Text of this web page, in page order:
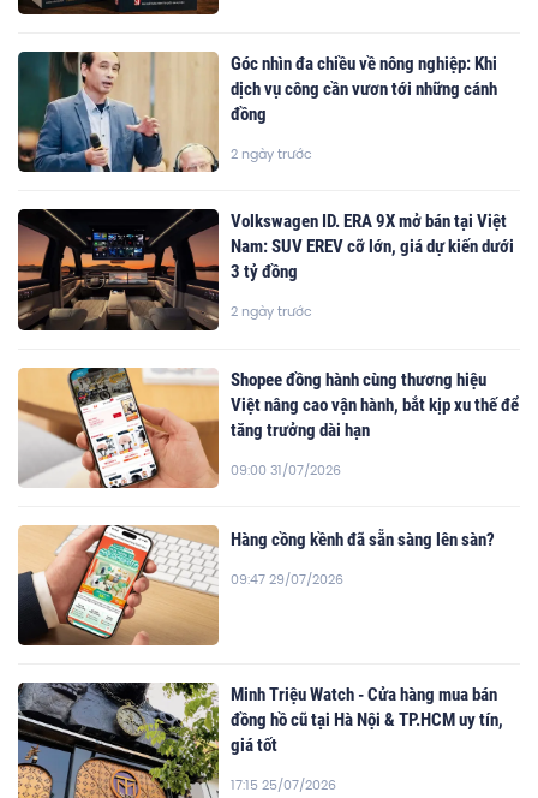
Góc nhìn đa chiều về nông nghiệp: Khi
dịch vụ công cần vươn tới những cánh
đồng
2 ngày trước
Volkswagen ID. ERA 9X mở bán tại Việt
Nam: SUV EREV cỡ lớn, giá dự kiến dưới
3 tỷ đồng
2 ngày trước
Shopee đồng hành cùng thương hiệu
Việt nâng cao vận hành, bắt kịp xu thế để
tăng trưởng dài hạn
09:00 31/07/2026
Hàng cồng kềnh đã sẵn sàng lên sàn?
09:47 29/07/2026
Minh Triệu Watch - Cửa hàng mua bán
đồng hồ cũ tại Hà Nội & TP.HCM uy tín,
giá tốt
17:15 25/07/2026